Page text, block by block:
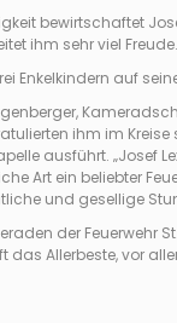
bewirtschaftet
ihm sehr viel Freude.
Enkelkindern auf
ihm im
ausführt. „Josef
Art ein beliebter
und gesellige
der Feuerwehr
das Allerbeste, vor